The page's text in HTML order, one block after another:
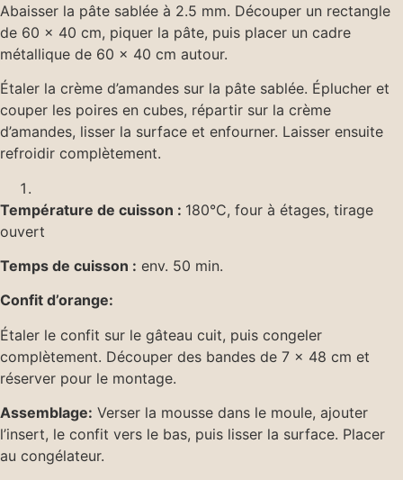
Abaisser la pâte sablée à 2.5 mm. Découper un rectangle
de 60 x 40 cm, piquer la pâte, puis placer un cadre
métallique de 60 x 40 cm autour.
Étaler la crème d’amandes sur la pâte sablée. Éplucher et
couper les poires en cubes, répartir sur la crème
d’amandes, lisser la surface et enfourner. Laisser ensuite
refroidir complètement.
Température de cuisson : 180°C, four à étages, tirage
ouvert
Temps de cuisson : env. 50 min.
Confit d’orange:
Étaler le confit sur le gâteau cuit, puis congeler
complètement. Découper des bandes de 7 x 48 cm et
réserver pour le montage.
Assemblage: Verser la mousse dans le moule, ajouter
l’insert, le confit vers le bas, puis lisser la surface. Placer
au congélateur.